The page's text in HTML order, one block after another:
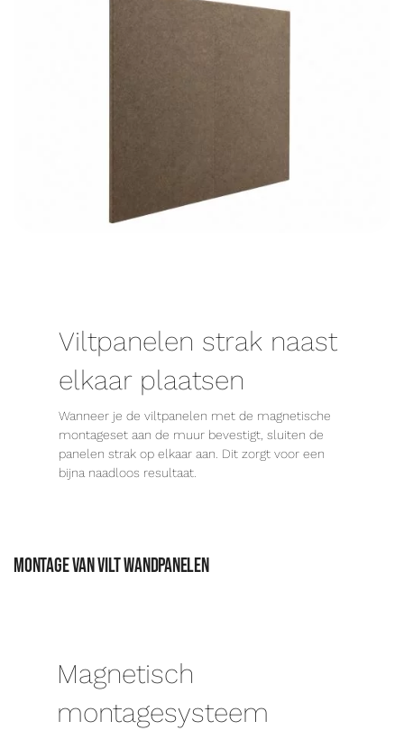
Viltpanelen strak naast
elkaar plaatsen
Wanneer je de viltpanelen met de magnetische
montageset aan de muur bevestigt, sluiten de
panelen strak op elkaar aan. Dit zorgt voor een
bijna naadloos resultaat.
Montage van vilt wandpanelen
Magnetisch
montagesysteem